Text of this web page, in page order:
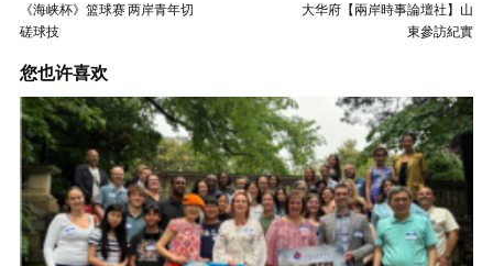
《海峡杯》篮球赛 两岸青年切
磋球技
大华府【兩岸時事論壇社】山
東參訪紀實
您也许喜欢